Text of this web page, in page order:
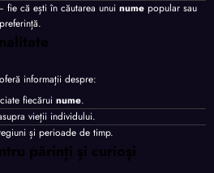
fie că ești în căutarea unui nume popular sau
oferă informații despre:
fiecărui nume.
vieții individului.
și perioade de timp.
părinți și curioși